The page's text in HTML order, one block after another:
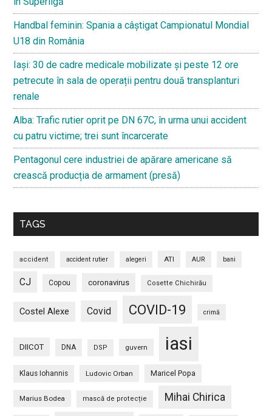
Handbal feminin: Spania a câștigat Campionatul Mondial
U18 din România
Iași: 30 de cadre medicale mobilizate și peste 12 ore
petrecute în sala de operații pentru două transplanturi
renale
Alba: Trafic rutier oprit pe DN 67C, în urma unui accident
cu patru victime; trei sunt încarcerate
Pentagonul cere industriei de apărare americane să
crească producția de armament (presă)
TAGS
accident accident rutier alegeri ATI AUR bani
CJ Copou coronavirus Cosette Chichirău
Costel Alexe Covid COVID-19 crimă
DIICOT DNA DSP guvern iasi
Klaus Iohannis Ludovic Orban Maricel Popa
Marius Bodea mască de protecție Mihai Chirica